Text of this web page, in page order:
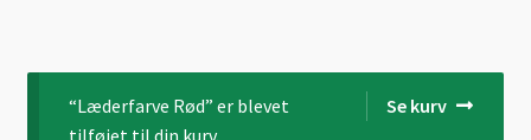
Betingelser
Daglig Pasning
Se kurv
“Læderfarve Rød” er blevet
tilføjet til din kurv.